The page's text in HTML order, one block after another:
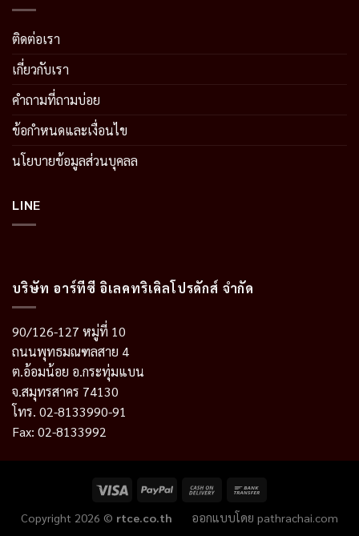
ติดต่อเรา
เกี่ยวกับเรา
คำถามที่ถามบ่อย
ข้อกำหนดและเงื่อนไข
นโยบายข้อมูลส่วนบุคลล
LINE
บริษัท อาร์ทีซี อิเลคทริเคิลโปรดักส์ จำกัด
90/126-127 หมู่ที่ 10
ถนนพุทธมณฑลสาย 4
ต.อ้อมน้อย อ.กระทุ่มแบน
จ.สมุทรสาคร 74130
โทร. 02-8133990-91
Fax: 02-8133992
Copyright 2026 © rtce.co.th ออกแบบโดย pathrachai.com